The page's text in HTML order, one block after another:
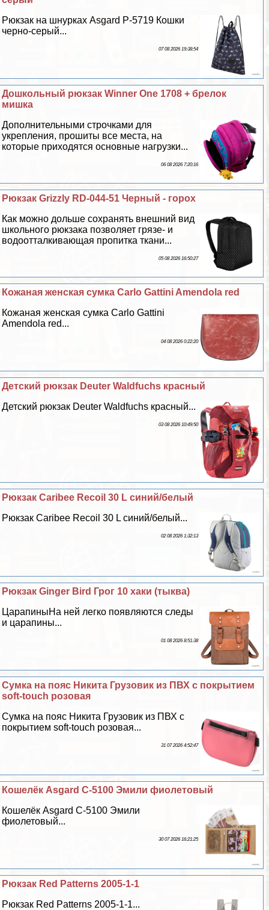
Рюкзак на шнурках Asgard Р-5719 Кошки
черно-серый...
07 08 2026 19:38:54
Дошкольный рюкзак Winner One 1708 + брелок
мишка
Дополнительными строчками для
укрепления, прошиты все места, на
которые приходятся основные нагрузки...
06 08 2026 7:20:16
Рюкзак Grizzly RD-044-51 Черный - горох
Как можно дольше сохранять внешний вид
школьного рюкзака позволяет грязе- и
водоотталкивающая пропитка ткани...
05 08 2026 16:50:27
Кожаная женская сумка Carlo Gattini Amendola red
Кожаная женская сумка Carlo Gattini
Amendola red...
04 08 2026 0:22:20
Детский рюкзак Deuter Waldfuchs красный
Детский рюкзак Deuter Waldfuchs красный...
03 08 2026 10:49:50
Рюкзак Caribee Recoil 30 L синий/белый
Рюкзак Caribee Recoil 30 L синий/белый...
02 08 2026 1:32:13
Рюкзак Ginger Bird Грог 10 хаки (тыква)
ЦарапиныНа ней легко появляются следы
и царапины...
01 08 2026 8:51:38
Сумка на пояс Никита Грузовик из ПВХ с покрытием
soft-touch розовая
Сумка на пояс Никита Грузовик из ПВХ с
покрытием soft-touch розовая...
31 07 2026 4:52:47
Кошелёк Asgard С-5100 Эмили фиолетовый
Кошелёк Asgard С-5100 Эмили
фиолетовый...
30 07 2026 16:21:25
Рюкзак Red Patterns 2005-1-1
Рюкзак Red Patterns 2005-1-1...